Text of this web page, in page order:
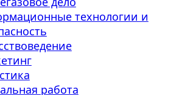
технологии и
работа